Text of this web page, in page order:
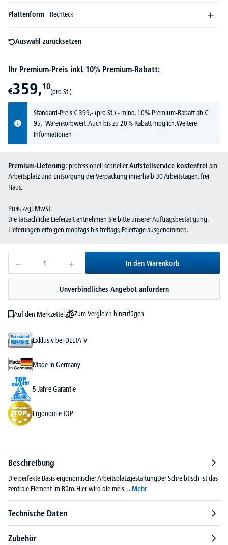
Plattenform - Rechteck
Auswahl zurücksetzen
Ihr Premium-Preis inkl. 10% Premium-Rabatt:
€359,10
(pro St.)
Standard-Preis€399,-(pro St.) - mind. 10% Premium-Rabatt ab €
95,- Warenkorbwert. Auch bis zu 20% Rabatt möglich.Weitere
Informationen
Premium-Lieferung: professionell schnellerAufstellservice kostenfrei am
Arbeitsplatz und Entsorgung der Verpackung innerhalb 30 Arbeitstagen, frei
Haus.
Preis zzgl. MwSt.
Die tatsächliche Lieferzeit entnehmen Sie bitte unserer Auftragsbestätigung.
Lieferungen erfolgen montags bis freitags, Feiertage ausgenommen.
In den Warenkorb
Unverbindliches Angebot anfordern
Auf den Merkzettel Zum Vergleich hinzufügen
Exklusiv bei DELTA-V
Made in Germany
5 Jahre Garantie
Ergonomie TOP
Beschreibung
Die perfekte Basis ergonomischer ArbeitsplatzgestaltungDer Schreibtisch ist das
zentrale Element im Büro. Hier wird die meis… Mehr
Technische Daten
Zubehör